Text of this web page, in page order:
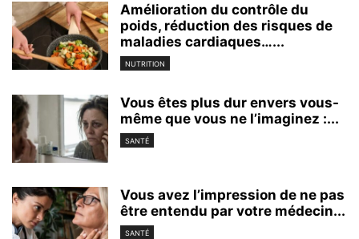
Amélioration du contrôle du
poids, réduction des risques de
maladies cardiaques…...
NUTRITION
Vous êtes plus dur envers vous-
même que vous ne l’imaginez :...
SANTÉ
Vous avez l’impression de ne pas
être entendu par votre médecin...
SANTÉ